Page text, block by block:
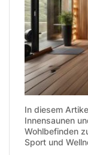
In diesem
Innensaunen
Wohlbefinden
Sport und